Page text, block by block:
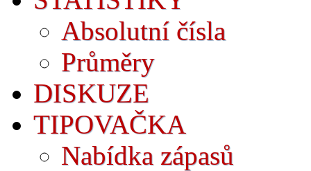
Absolutní čísla
Průměry
DISKUZE
TIPOVAČKA
Nabídka zápasů